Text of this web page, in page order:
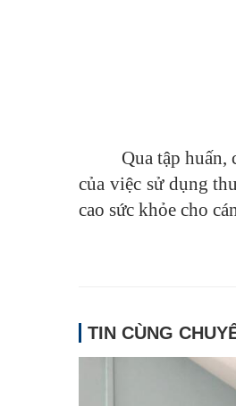
Qua tập huấn,
của việc sử dụng
cao sức khỏe cho
TIN CÙNG